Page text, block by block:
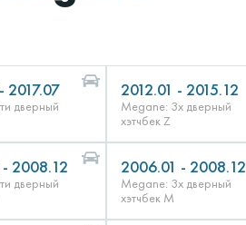
2017.07
дверный
2012.01 - 2015.12
Megane: 3х дверный
хэтчбек Z
2008.12
дверный
2006.01 - 2008.12
Megane: 3х дверный
хэтчбек M